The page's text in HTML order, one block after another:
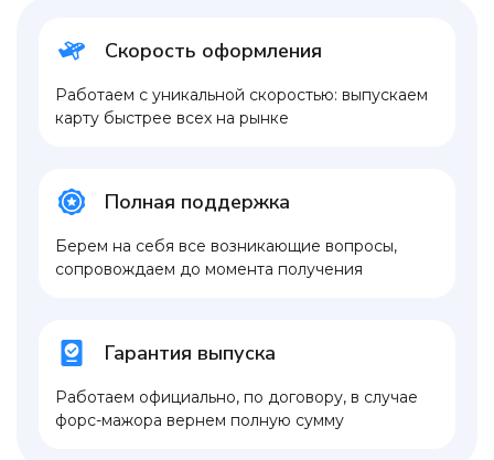
Скорость оформления
Работаем с уникальной скоростью: выпускаем
карту быстрее всех на рынке
Полная поддержка
Берем на себя все возникающие вопросы,
сопровождаем до момента получения
Гарантия выпуска
Работаем официально, по договору, в случае
форс-мажора вернем полную сумму